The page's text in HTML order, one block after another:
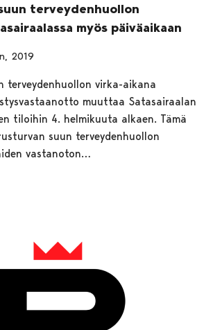
terveydenhuollon
myös päiväaikaan
2019
terveydenhuollon virka-aikana
muuttaa Satasairaalan
tiloihin 4. helmikuuta alkaen. Tämä
suun terveydenhuollon
vastanoton…